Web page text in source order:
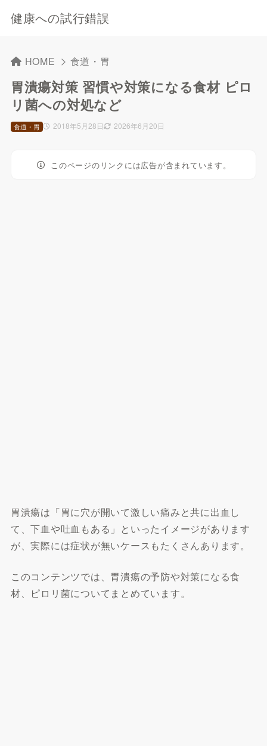
健康への試行錯誤
HOME 食道・胃
胃潰瘍対策 習慣や対策になる食材 ピロ
リ菌への対処など
2018年5月28日 2026年6月20日
食道・胃
このページのリンクには広告が含まれています。
胃潰瘍は「胃に穴が開いて激しい痛みと共に出血し
て、下血や吐血もある」といったイメージがあります
が、実際には症状が無いケースもたくさんあります。
このコンテンツでは、胃潰瘍の予防や対策になる食
材、ピロリ菌についてまとめています。